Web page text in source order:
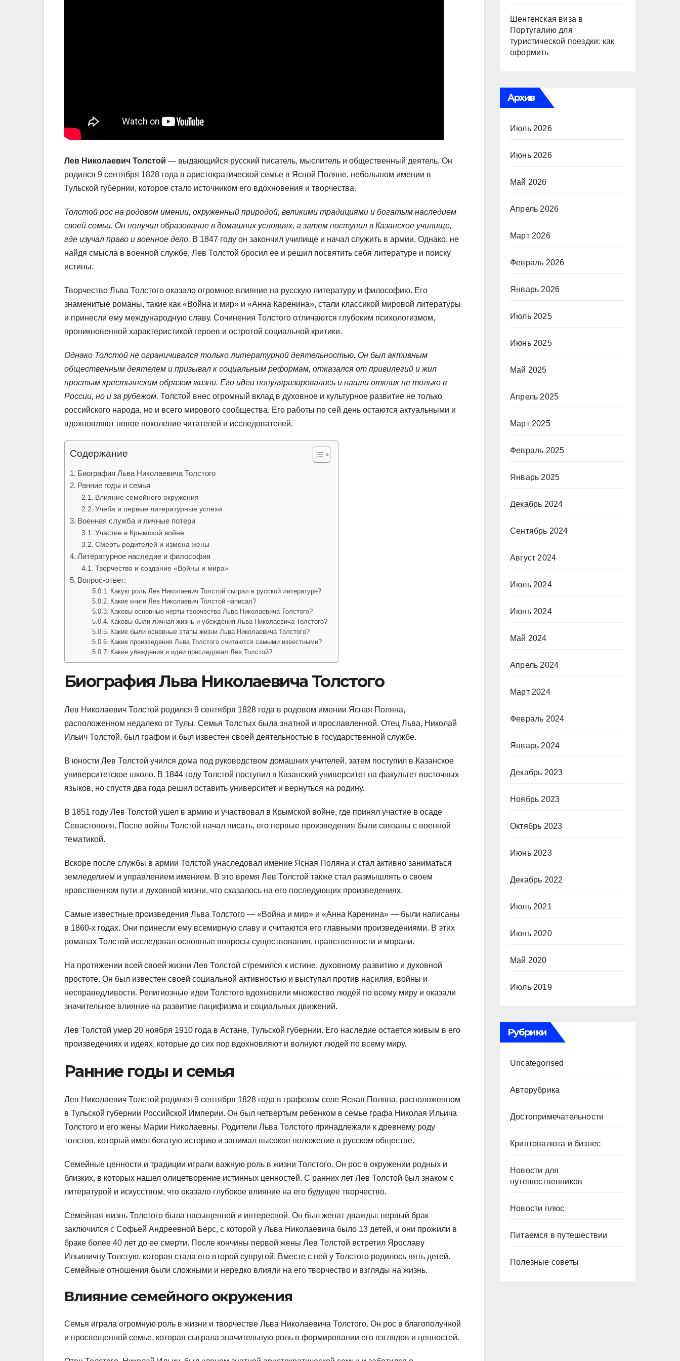
Лев Николаевич Толстой — выдающийся русский писатель, мыслитель и общественный деятель. Он
родился 9 сентября 1828 года в аристократической семье в Ясной Поляне, небольшом имении в
Тульской губернии, которое стало источником его вдохновения и творчества.
Толстой рос на родовом имении, окруженный природой, великими традициями и богатым наследием
своей семьи. Он получил образование в домашних условиях, а затем поступил в Казанское училище,
где изучал право и военное дело. В 1847 году он закончил училище и начал служить в армии. Однако, не
найдя смысла в военной службе, Лев Толстой бросил ее и решил посвятить себя литературе и поиску
истины.
Творчество Льва Толстого оказало огромное влияние на русскую литературу и философию. Его
знаменитые романы, такие как «Война и мир» и «Анна Каренина», стали классикой мировой литературы
и принесли ему международную славу. Сочинения Толстого отличаются глубоким психологизмом,
проникновенной характеристикой героев и остротой социальной критики.
Однако Толстой не ограничивался только литературной деятельностью. Он был активным
общественным деятелем и призывал к социальным реформам, отказался от привилегий и жил
простым крестьянским образом жизни. Его идеи популяризировались и нашли отклик не только в
России, но и за рубежом. Толстой внес огромный вклад в духовное и культурное развитие не только
российского народа, но и всего мирового сообщества. Его работы по сей день остаются актуальными и
вдохновляют новое поколение читателей и исследователей.
Содержание
Биография Льва Николаевича Толстого
Ранние годы и семья
Влияние семейного окружения
Учеба и первые литературные успехи
Военная служба и личные потери
Участие в Крымской войне
Смерть родителей и измена жены
Литературное наследие и философия
Творчество и создание «Войны и мира»
Вопрос-ответ:
Какую роль Лев Николаевич Толстой сыграл в русской литературе?
Какие книги Лев Николаевич Толстой написал?
Каковы основные черты творчества Льва Николаевича Толстого?
Каковы были личная жизнь и убеждения Льва Николаевича Толстого?
Какие были основные этапы жизни Льва Николаевича Толстого?
Какие произведения Льва Толстого считаются самыми известными?
Какие убеждения и идеи преследовал Лев Толстой?
Биография Льва Николаевича Толстого
Лев Николаевич Толстой родился 9 сентября 1828 года в родовом имении Ясная Поляна,
расположенном недалеко от Тулы. Семья Толстых была знатной и прославленной. Отец Льва, Николай
Ильич Толстой, был графом и был известен своей деятельностью в государственной службе.
В юности Лев Толстой учился дома под руководством домашних учителей, затем поступил в Казанское
университетское школо. В 1844 году Толстой поступил в Казанский университет на факультет восточных
языков, но спустя два года решил оставить университет и вернуться на родину.
В 1851 году Лев Толстой ушел в армию и участвовал в Крымской войне, где принял участие в осаде
Севастополя. После войны Толстой начал писать, его первые произведения были связаны с военной
тематикой.
Вскоре после службы в армии Толстой унаследовал имение Ясная Поляна и стал активно заниматься
земледелием и управлением имением. В это время Лев Толстой также стал размышлять о своем
нравственном пути и духовной жизни, что сказалось на его последующих произведениях.
Самые известные произведения Льва Толстого — «Война и мир» и «Анна Каренина» — были написаны
в 1860-х годах. Они принесли ему всемирную славу и считаются его главными произведениями. В этих
романах Толстой исследовал основные вопросы существования, нравственности и морали.
На протяжении всей своей жизни Лев Толстой стремился к истине, духовному развитию и духовной
простоте. Он был известен своей социальной активностью и выступал против насилия, войны и
несправедливости. Религиозные идеи Толстого вдохновили множество людей по всему миру и оказали
значительное влияние на развитие пацифизма и социальных движений.
Лев Толстой умер 20 ноября 1910 года в Астане, Тульской губернии. Его наследие остается живым в его
произведениях и идеях, которые до сих пор вдохновляют и волнуют людей по всему миру.
Ранние годы и семья
Лев Николаевич Толстой родился 9 сентября 1828 года в графском селе Ясная Поляна, расположенном
в Тульской губернии Российской Империи. Он был четвертым ребенком в семье графа Николая Ильича
Толстого и его жены Марии Николаевны. Родители Льва Толстого принадлежали к древнему роду
толстов, который имел богатую историю и занимал высокое положение в русском обществе.
Семейные ценности и традиции играли важную роль в жизни Толстого. Он рос в окружении родных и
близких, в которых нашел олицетворение истинных ценностей. С ранних лет Лев Толстой был знаком с
литературой и искусством, что оказало глубокое влияние на его будущее творчество.
Семейная жизнь Толстого была насыщенной и интересной. Он был женат дважды: первый брак
заключился с Софьей Андреевной Берс, с которой у Льва Николаевича было 13 детей, и они прожили в
браке более 40 лет до ее смерти. После кончины первой жены Лев Толстой встретил Ярославу
Ильиничну Толстую, которая стала его второй супругой. Вместе с ней у Толстого родилось пять детей.
Семейные отношения были сложными и нередко влияли на его творчество и взгляды на жизнь.
Влияние семейного окружения
Семья играла огромную роль в жизни и творчестве Льва Николаевича Толстого. Он рос в благополучной
и просвещенной семье, которая сыграла значительную роль в формировании его взглядов и ценностей.
Шенгенская виза в
Португалию для
туристической поездки: как
оформить
Архив
Июль 2026
Июнь 2026
Май 2026
Апрель 2026
Март 2026
Февраль 2026
Январь 2026
Июль 2025
Июнь 2025
Май 2025
Апрель 2025
Март 2025
Февраль 2025
Январь 2025
Декабрь 2024
Сентябрь 2024
Август 2024
Июль 2024
Июнь 2024
Май 2024
Апрель 2024
Март 2024
Февраль 2024
Январь 2024
Декабрь 2023
Ноябрь 2023
Октябрь 2023
Июнь 2023
Декабрь 2022
Июль 2021
Июнь 2020
Май 2020
Июль 2019
Рубрики
Uncategorised
Авторубрика
Достопримечательности
Криптовалюта и бизнес
Новости для
путешественников
Новости плюс
Питаемся в путешествии
Полезные советы